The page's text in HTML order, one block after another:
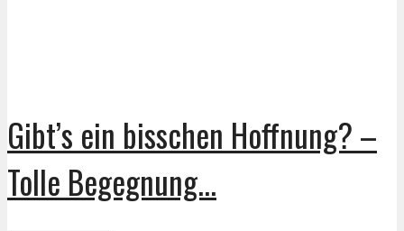
Gibt’s ein bisschen Hoffnung? –
Tolle Begegnung...